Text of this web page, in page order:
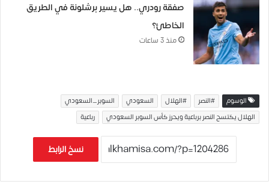
صفقة رودري.. هل يسير برشلونة في الطريق
الخاطئ؟
منذ 3 ساعات
الوسوم #النصر #الهلال السعودي
السوبر_السعودي
الهلال يكتسح النصر برباعية ويحرز كأس السوبر السعودي
رباعية
نسخ الرابط